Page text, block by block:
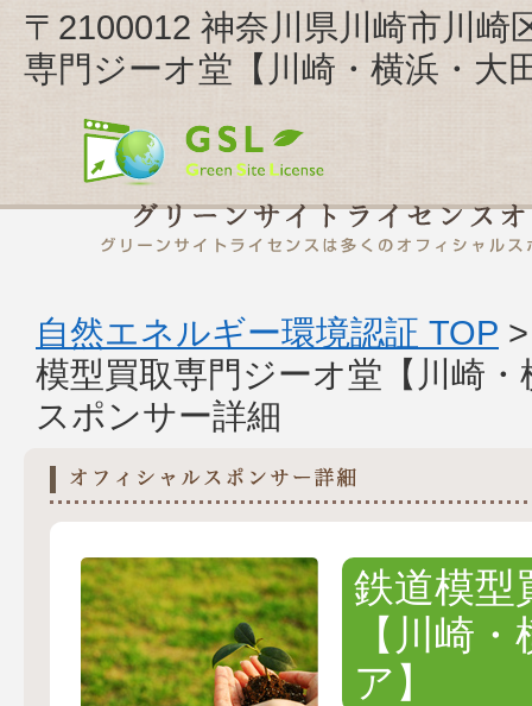
〒2100012 神奈川県川崎市川崎
専門ジーオ堂【川崎・横浜・大
自然エネルギー環境認証 TOP
模型買取専門ジーオ堂【川崎
スポンサー詳細
鉄道模型
【川崎
ア】